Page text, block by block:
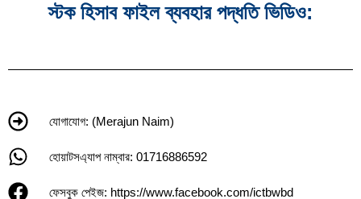
স্টক হিসাব ফাইল ব্যবহার পদ্ধতি ভিডিও:
যোগাযোগ: (Merajun Naim)
হোয়াটসএ্যাপ নাম্বার: 01716886592
ফেসবুক পেইজ: https://www.facebook.com/ictbwbd